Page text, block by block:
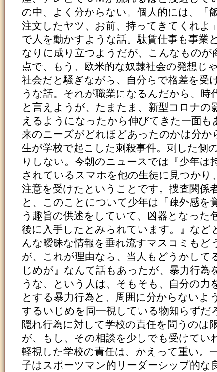
の中、よく分からない。個人的には、「
注文したヤツ、お前、持ってきてくれよ
で人を動かすような話。駄賃仕事も事業
なりに成り立つようだが、こんなものが
点で、もう、欧米的な奴隷社会の発想じ
社会だと騒ぎながら、自分らで格差を受
うな話。それが職業になるんだから、時
と言えようが、たまたま、新型コロナの
えるようになったから伸びてきた一面も
来のニーズがどれほどあったのかは分か
生が学校で起こした刺殺事件。刺した側
りしない。今朝のニュースでは『少年は
されているスマホを他の生徒に見つかり
注意を受けたということです。捜査関係
と、このことについて少年は「疎外感を
う趣旨の供述をしていて、凶器となった
後に入手したとみられています。』など
んな曖昧な情報を垂れ流すマスコミもど
が、これが理由なら、当人もどうかして
じめが』なんて話もあったが、暴力行為
うな、という人は、そもそも、自分の力
とする暴力行為と、周囲に分からないよ
するいじめを同一視している物知らずだ
隠れ行為に対して学校の責任を問うのは
が、もし、その相談を少しでも受けてい
軽視した学校の責任は、かえって重い。
子はスポーツマン的リーダーシップ的な